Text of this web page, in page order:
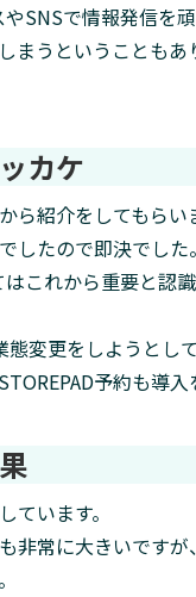
SNSで情報発信を
まうということも
カケ
ら紹介をしてもらい
したので即決でした。
これから重要と認
変更をしようと
予約も導入
ています。
非常に大きいです